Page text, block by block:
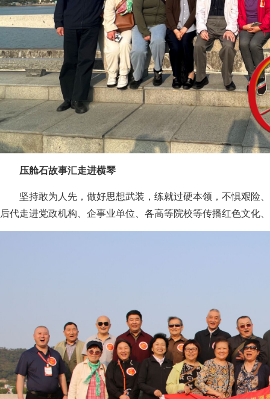
压舱石故事汇走进横琴
坚持敢为人先，做好思想武装，练就过硬本领，不惧艰险
后代走进党政机构、企事业单位、各高等院校等传播红色文化